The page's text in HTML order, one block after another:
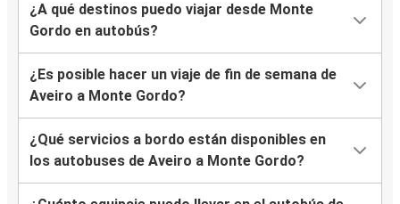
¿A qué destinos puedo viajar desde Monte
Gordo en autobús?
¿Es posible hacer un viaje de fin de semana de
Aveiro a Monte Gordo?
¿Qué servicios a bordo están disponibles en
los autobuses de Aveiro a Monte Gordo?